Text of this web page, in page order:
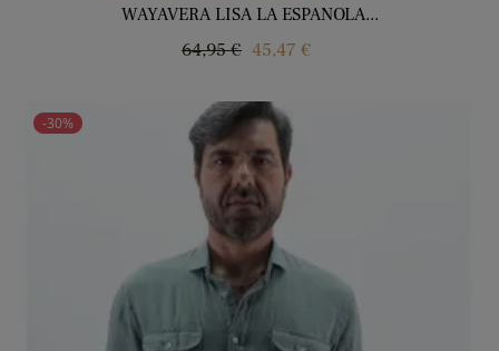
WAYAVERA LISA LA ESPANOLA...
Regular
64,95 € Price
45,47 €
-30%